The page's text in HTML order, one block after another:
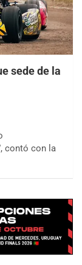
sede de la
contó con la